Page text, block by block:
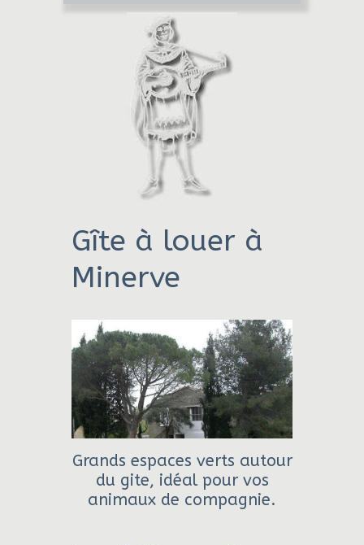
Gîte à louer à
Minerve
Grands espaces verts autour
du gite, idéal pour vos
animaux de compagnie.